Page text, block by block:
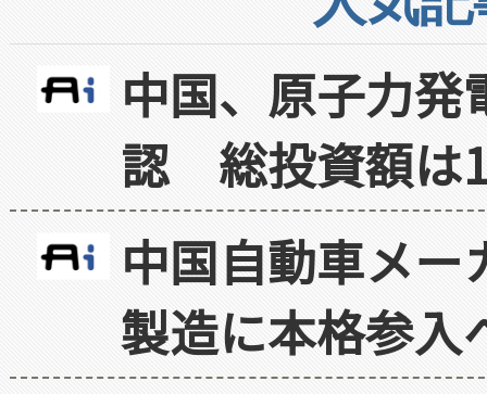
中国、原子力
認 総投資額は
中国自動車メ
製造に本格参入